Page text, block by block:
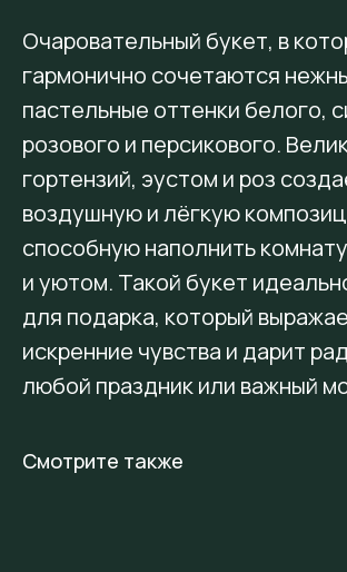
Очаровательный букет, в
гармонично сочетаются
пастельные оттенки белого,
розового и персикового.
гортензий, эустом и роз
воздушную и лёгкую
способную наполнить
и уютом. Такой букет
для подарка, который
искренние чувства и дарит
любой праздник или важный
Смотрите также